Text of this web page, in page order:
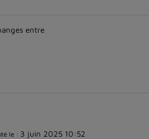
entre
le : 3 juin 2025 10:52